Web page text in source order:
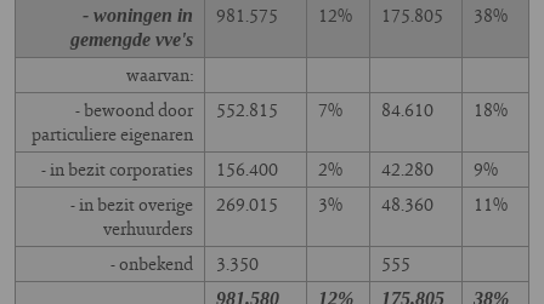
- woningen in
gemengde vve's
981.575 12% 175.805 38%
waarvan:
- bewoond door
particuliere eigenaren
552.815 7% 84.610 18%
- in bezit corporaties 156.400 2% 42.280
9%
- in bezit overige
verhuurders
269.015 3% 48.360 11%
- onbekend 3.350 555
981.580 12% 175.805 38%